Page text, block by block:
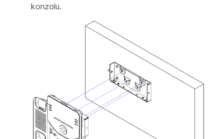
konzolu.